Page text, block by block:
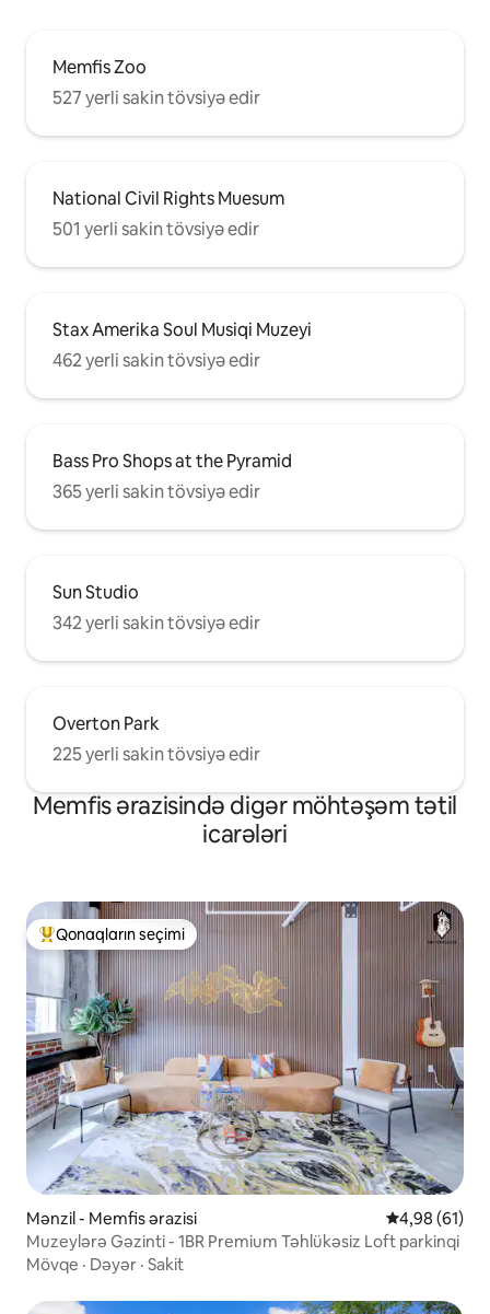
Memfis Zoo
527 yerli sakin tövsiyə edir
National Civil Rights Muesum
501 yerli sakin tövsiyə edir
Stax Amerika Soul Musiqi Muzeyi
462 yerli sakin tövsiyə edir
Bass Pro Shops at the Pyramid
365 yerli sakin tövsiyə edir
Sun Studio
342 yerli sakin tövsiyə edir
Overton Park
225 yerli sakin tövsiyə edir
Memfis ərazisində digər möhtəşəm tətil
icarələri
Populyar "Qonaqların seçimi"
Qonaqların seçimi
Mənzil - Memfis ərazisi Ortalama
4,98 (61)
Muzeylərə Gəzinti - 1BR Premium Təhlükəsiz Loft parkinqi
Mövqe · Dəyər · Sakit